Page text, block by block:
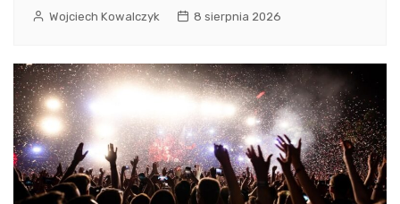
Wojciech Kowalczyk 8 sierpnia 2026